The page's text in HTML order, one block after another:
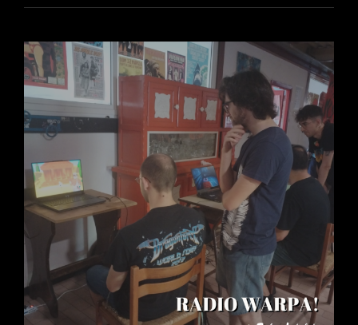
SAMIH
NEGAR,